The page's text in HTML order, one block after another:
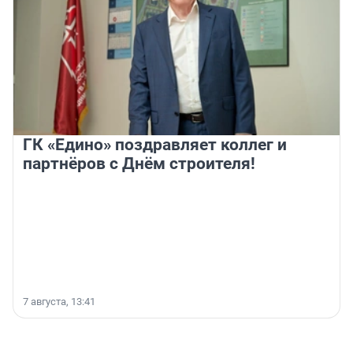
ГК «Едино» поздравляет коллег и
партнёров с Днём строителя!
7 августа, 13:41